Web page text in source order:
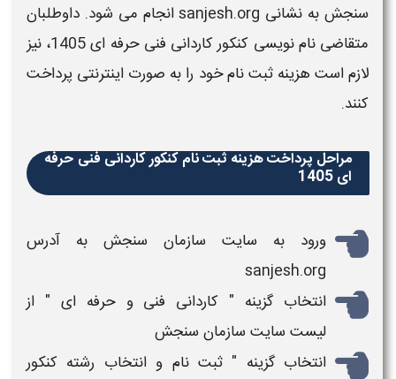
سنجش به نشانی sanjesh.org انجام می شود. داوطلبان
متقاضی نام نویسی کنکور کاردانی فنی حرفه ای 1405
، نیز
لازم است هزینه ثبت نامخود را به صورت اینترنتی پرداخت
کنند.
مراحل پرداخت هزینه ثبت نام کنکور کاردانی فنی حرفه
ای 1405
ورود به سایت سازمان سنجش به آدرس
sanjesh.org
انتخاب گزینه " کاردانی فنی و حرفه ای " از
لیست سایت سازمان سنجش
انتخاب گزینه "ثبت نام و انتخاب رشته کنکور